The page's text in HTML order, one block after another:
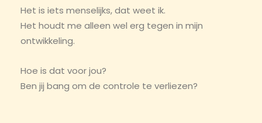
Het is iets menselijks, dat weet ik.
Het houdt me alleen wel erg tegen in mijn
ontwikkeling.
Hoe is dat voor jou?
Ben jij bang om de controle te verliezen?